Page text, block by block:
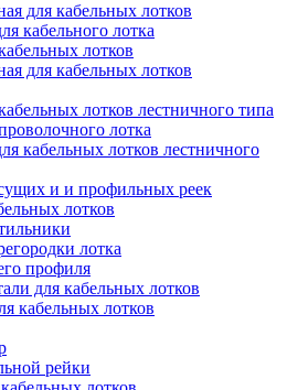
для кабельных лотков
кабельного лотка
лотков
для кабельных лотков
лотков лестничного типа
лотка
кабельных лотков лестничного
и и профильных реек
лотков
лотка
профиля
для кабельных лотков
кабельных лотков
рейки